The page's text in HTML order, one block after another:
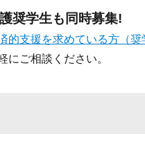
奨学生も同時募集!
的支援を求めている方（奨
にご相談ください。